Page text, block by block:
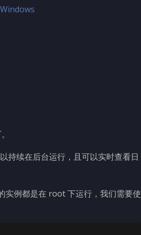
持续在后台运行，且可以实时查看日
实例都是在 root 下运行，我们需要使